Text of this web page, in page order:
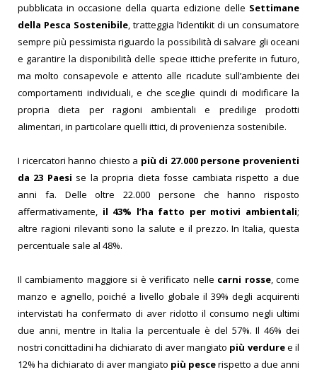
pubblicata in occasione della quarta edizione delle Settimane
della Pesca Sostenibile, tratteggia l’identikit di un consumatore
sempre più pessimista riguardo la possibilità di salvare gli oceani
e garantire la disponibilità delle specie ittiche preferite in futuro,
ma molto consapevole e attento alle ricadute sull’ambiente dei
comportamenti individuali, e che sceglie quindi di modificare la
propria dieta per ragioni ambientali e predilige prodotti
alimentari, in particolare quelli ittici, di provenienza sostenibile.
I ricercatori hanno chiesto a più di 27.000 persone provenienti
da 23 Paesi se la propria dieta fosse cambiata rispetto a due
anni fa. Delle oltre 22.000 persone che hanno risposto
affermativamente, il 43% l’ha fatto per motivi ambientali;
altre ragioni rilevanti sono la salute e il prezzo. In Italia, questa
percentuale sale al 48%.
Il cambiamento maggiore si è verificato nelle carni rosse, come
manzo e agnello, poiché a livello globale il 39% degli acquirenti
intervistati ha confermato di aver ridotto il consumo negli ultimi
due anni, mentre in Italia la percentuale è del 57%. Il 46% dei
nostri concittadini ha dichiarato di aver mangiato più verduree il
12% ha dichiarato di aver mangiato più pescerispetto a due anni